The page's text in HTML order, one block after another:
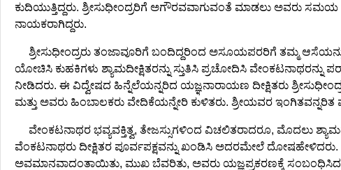
ಕುದಿಯುತ್ತಿದ್ದರು. ಶ್ರೀಸುಧೀಂದ್ರರಿಗೆ ಅಗೌರವವಾಗುವಂತೆ ಮಾಡಲು ಅವರು ಸಮಯ
ನಾಯಕರಾಗಿದ್ದರು.
ಶ್ರೀಸುಧೀಂದ್ರರು ತಂಜಾವೂರಿಗೆ ಬಂದಿದ್ದರಿಂದ ಅಸೂಯಪರರಿಗೆ ತಮ್ಮ
ಯೋಚಿಸಿ ಕುಹಕಿಗಳು ಶ್ಯಾಮದೀಕ್ಷಿತರನ್ನು ಸ್ತುತಿಸಿ ಪ್ರಚೋದಿಸಿ ವೇಂಕಟನಾಥರನ್ನು
ನೀಡಿದರು. ಈ ವಿದ್ವೇಷದ ಹಿನ್ನೆಲೆಯನ್ನರಿದ ಯಜ್ಞನಾರಾಯಣ ದೀಕ್ಷಿತರು
ಮತ್ತು ಅವರು ಹಿಂಬಾಲಕರು ವೇದಿಕೆಯನ್ನೇರಿ ಕುಳಿತರು. ಶ್ರೀಯವರ
ವೇಂಕಟನಾಥರ ಭವ್ಯವಕ್ತಿತ್ವ, ತೇಜಸ್ಸುಗಳಿಂದ ವಿಚಲಿತರಾದರೂ, ಮೊದಲು
ವೆಂಕಟನಾಥರು ದೀಕ್ಷಿತರ ಪೂರ್ವಪಕ್ಷವನ್ನು ಖಂಡಿಸಿ ಅದರಮೇಲೆ ದೋಷಹೇಳಿದರು.
ಅವಮಾನವಾದಂತಾಯಿತು, ಮುಖ ಬೆವರಿತು, ಅವರು ಯಜ್ಞಪ್ರಕರಣಕ್ಕೆ ಸಂಬಂಧಿಸಿದ